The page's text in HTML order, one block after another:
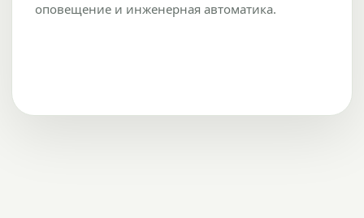
оповещение и инженерная автоматика.